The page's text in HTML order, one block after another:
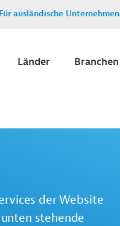
Für ausländische Unternehmen
Länder Branchen
der Website
stehende